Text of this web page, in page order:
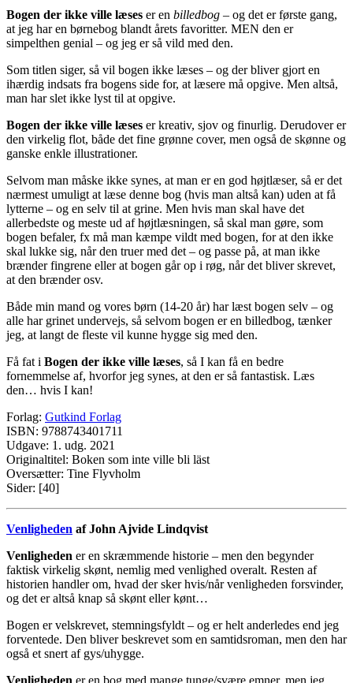
Bogen der ikke ville læses er en billedbog – og det er første gang,
at jeg har en børnebog blandt årets favoritter. MEN den er
simpelthen genial – og jeg er så vild med den.
Som titlen siger, så vil bogen ikke læses – og der bliver gjort en
ihærdig indsats fra bogens side for, at læsere må opgive. Men altså,
man har slet ikke lyst til at opgive.
Bogen der ikke ville læses er kreativ, sjov og finurlig. Derudover er
den virkelig flot, både det fine grønne cover, men også de skønne og
ganske enkle illustrationer.
Selvom man måske ikke synes, at man er en god højtlæser, så er det
nærmest umuligt at læse denne bog (hvis man altså kan) uden at få
lytterne – og en selv til at grine. Men hvis man skal have det
allerbedste og meste ud af højtlæsningen, så skal man gøre, som
bogen befaler, fx må man kæmpe vildt med bogen, for at den ikke
skal lukke sig, når den truer med det – og passe på, at man ikke
brænder fingrene eller at bogen går op i røg, når det bliver skrevet,
at den brænder osv.
Både min mand og vores børn (14-20 år) har læst bogen selv – og
alle har grinet undervejs, så selvom bogen er en billedbog, tænker
jeg, at langt de fleste vil kunne hygge sig med den.
Få fat i Bogen der ikke ville læses, så I kan få en bedre
fornemmelse af, hvorfor jeg synes, at den er så fantastisk. Læs
den… hvis I kan!
Forlag: Gutkind Forlag
ISBN: 9788743401711
Udgave: 1. udg. 2021
Originaltitel: Boken som inte ville bli läst
Oversætter: Tine Flyvholm
Sider: [40]
Venligheden af John Ajvide Lindqvist
Venligheden er en skræmmende historie – men den begynder
faktisk virkelig skønt, nemlig med venlighed overalt. Resten af
historien handler om, hvad der sker hvis/når venligheden forsvinder,
og det er altså knap så skønt eller kønt…
Bogen er velskrevet, stemningsfyldt – og er helt anderledes end jeg
forventede. Den bliver beskrevet som en samtidsroman, men den har
også et snert af gys/uhygge.
Venligheden er en bog med mange tunge/svære emner, men jeg